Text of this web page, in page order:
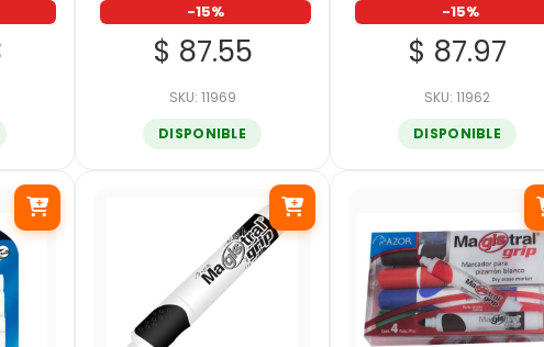
-15%
$ 87.55
SKU: 11969
DISPONIBLE
-15%
$ 87.97
SKU: 11962
DISPONIBLE